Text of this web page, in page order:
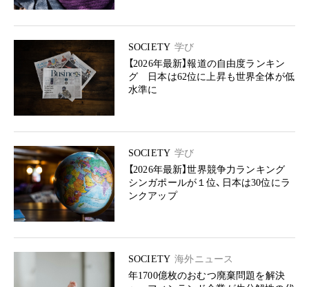
SOCIETY 学び
【2026年最新】報道の自由度ランキン
グ 日本は62位に上昇も世界全体が低
水準に
SOCIETY 学び
【2026年最新】世界競争力ランキング
シンガポールが１位、日本は30位にラ
ンクアップ
SOCIETY 海外ニュース
年1700億枚のおむつ廃棄問題を解決